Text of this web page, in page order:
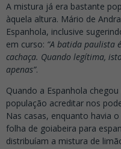
A mistura já era bastante
àquela altura. Mário de
Espanhola, inclusive
em curso: “A batida paulista
cachaça. Quando legítima,
apenas”.
Quando a Espanhola
população acreditar nos
Nas casas, enquanto havia
folha de goiabeira para
distribuíam a mistura de